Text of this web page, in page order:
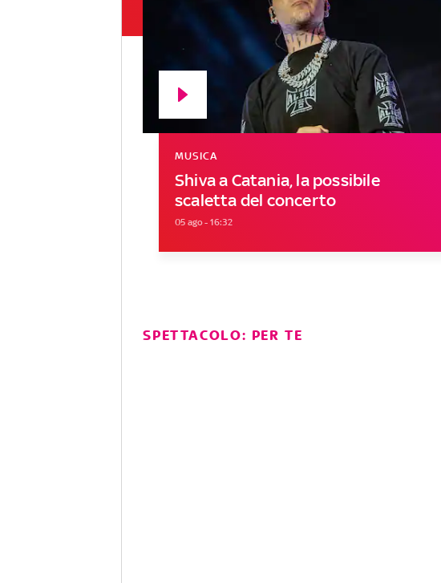
Shiva a Catania, la possibile
scaletta del concerto
MUSICA
05 ago - 16:32
SPETTACOLO: PER TE